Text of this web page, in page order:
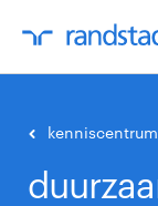
kenniscentrum